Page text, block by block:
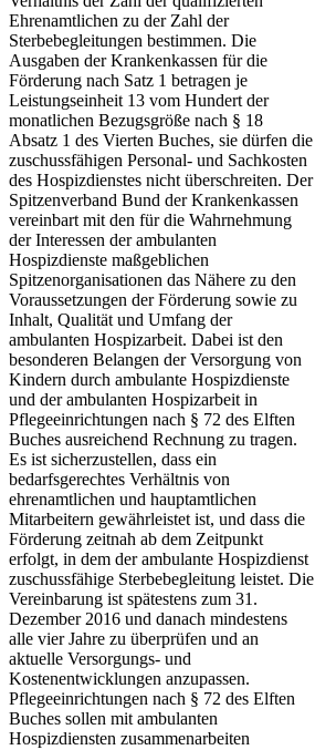
Ehrenamtlichen zu der Zahl der
Sterbebegleitungen bestimmen. Die
Ausgaben der Krankenkassen für die
Förderung nach Satz 1 betragen je
Leistungseinheit 13 vom Hundert der
monatlichen Bezugsgröße nach § 18
Absatz 1 des Vierten Buches, sie dürfen die
zuschussfähigen Personal- und Sachkosten
des Hospizdienstes nicht überschreiten. Der
Spitzenverband Bund der Krankenkassen
vereinbart mit den für die Wahrnehmung
der Interessen der ambulanten
Hospizdienste maßgeblichen
Spitzenorganisationen das Nähere zu den
Voraussetzungen der Förderung sowie zu
Inhalt, Qualität und Umfang der
ambulanten Hospizarbeit. Dabei ist den
besonderen Belangen der Versorgung von
Kindern durch ambulante Hospizdienste
und der ambulanten Hospizarbeit in
Pflegeeinrichtungen nach § 72 des Elften
Buches ausreichend Rechnung zu tragen.
Es ist sicherzustellen, dass ein
bedarfsgerechtes Verhältnis von
ehrenamtlichen und hauptamtlichen
Mitarbeitern gewährleistet ist, und dass die
Förderung zeitnah ab dem Zeitpunkt
erfolgt, in dem der ambulante Hospizdienst
zuschussfähige Sterbebegleitung leistet. Die
Vereinbarung ist spätestens zum 31.
Dezember 2016 und danach mindestens
alle vier Jahre zu überprüfen und an
aktuelle Versorgungs- und
Kostenentwicklungen anzupassen.
Pflegeeinrichtungen nach § 72 des Elften
Buches sollen mit ambulanten
Hospizdiensten zusammenarbeiten